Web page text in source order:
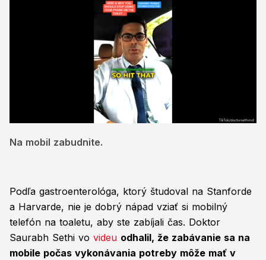
seconds
of
Na mobil zabudnite.
Podľa gastroenterológa, ktorý študoval na Stanforde
a Harvarde, nie je dobrý nápad vziať si mobilný
telefón na toaletu, aby ste zabíjali čas. Doktor
Saurabh Sethi vo videu odhalil, že zabávanie sa na
mobile počas vykonávania potreby môže mať v